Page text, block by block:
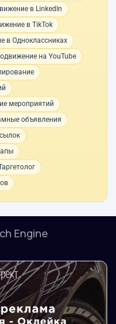
в LinkedIn
в TikTok
в Одноклассниках
на YouTube
мероприятий
объявления
Engine